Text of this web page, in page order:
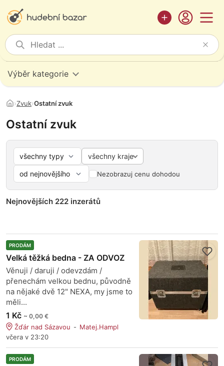
Výběr kategorie
›Zvuk›Ostatní zvuk
Ostatní zvuk
všechny kraje
Nezobrazuj cenu dohodou
Nejnovějších 222 inzerátů
PRODÁM
Velká těžká bedna - ZA ODVOZ
Věnuji / daruji / odevzdám /
přenechám velkou bednu, původně
na nějaké dvě 12" NEXA, my jsme to
měli...
1 Kč ~ 0,00 €
Žďár nad Sázavou
Matej.Hampl
včera v 23:20
PRODÁM